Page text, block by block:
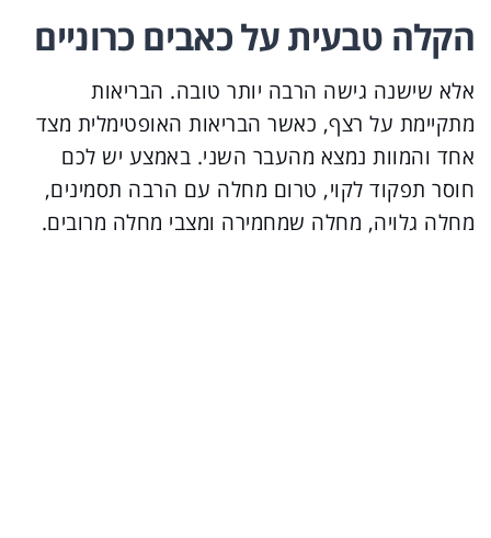
הקלה טבעית על כאבים כרוניים
אלא שישנה גישה הרבה יותר טובה. הבריאות
מתקיימת על רצף, כאשר הבריאות האופטימלית מצד
אחד והמוות נמצא מהעבר השני. באמצע יש לכם
חוסר תפקוד לקוי, טרום מחלה עם הרבה תסמינים,
מחלה גלויה, מחלה שמחמירה ומצבי מחלה מרובים.